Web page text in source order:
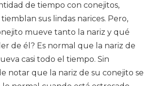
de tiempo con conejitos,
sus lindas narices. Pero,
mueve tanto la nariz y qué
de él? Es normal que la nariz de
casi todo el tiempo. Sin
notar que la nariz de su conejito se